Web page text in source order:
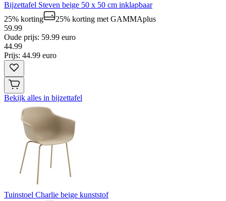
Bijzettafel Steven beige 50 x 50 cm inklapbaar
25% korting
25% korting met GAMMAplus
59.99
Oude prijs: 59.99 euro
44.99
Prijs: 44.99 euro
Bekijk alles in bijzettafel
Tuinstoel Charlie beige kunststof